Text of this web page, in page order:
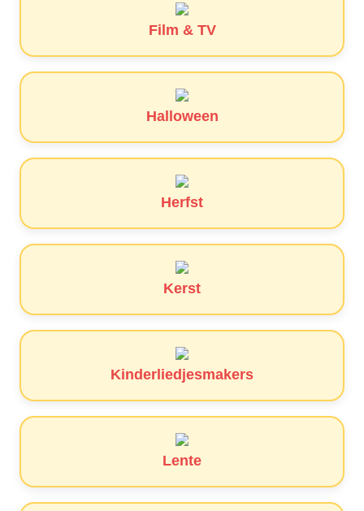
Film & TV
Halloween
Herfst
Kerst
Kinderliedjesmakers
Lente